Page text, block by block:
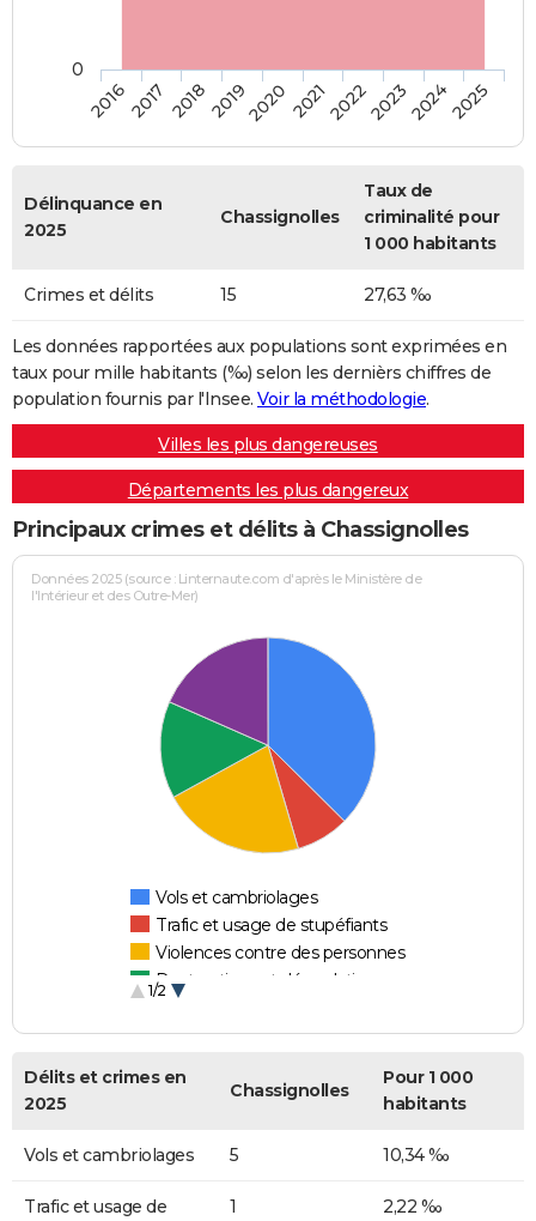
20162017 20182019202020212022202320242025
0
Délinquance en
2025
Chassignolles
Taux de
criminalité pour
1 000 habitants
Crimes et délits 15 27,63 ‰
Les données rapportées aux populations sont exprimées en
taux pour mille habitants (‰) selon les dernièrs chiffres de
population fournis par l'Insee. Voir la méthodologie.
Villes les plus dangereuses
Départements les plus dangereux
Principaux crimes et délits à Chassignolles
Données 2025 (source : Linternaute.com d'après le Ministère de
l'Intérieur et des Outre-Mer)
Vols et cambriolages
Trafic et usage de stupéfiants
Violences contre des personnes
Destructions et dégradations
1/2
Délits et crimes en
2025
Chassignolles
Pour 1 000
habitants
Vols et cambriolages 5 10,34 ‰
Trafic et usage de
1 2,22 ‰